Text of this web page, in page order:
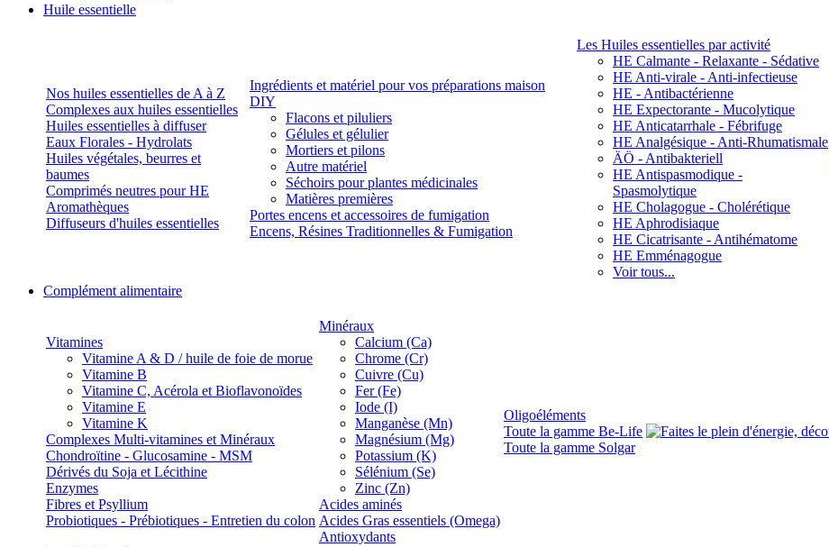
Huile essentielle
Nos huiles essentielles de A à Z
Complexes aux huiles essentielles
Huiles essentielles à diffuser
Eaux Florales - Hydrolats
Huiles végétales, beurres et
baumes
Comprimés neutres pour HE
Aromathèques
Diffuseurs d'huiles essentielles
Ingrédients et matériel pour vos préparations maison
DIY
Flacons et piluliers
Gélules et gélulier
Mortiers et pilons
Autre matériel
Séchoirs pour plantes médicinales
Matières premières
Portes encens et accessoires de fumigation
Encens, Résines Traditionnelles & Fumigation
Les Huiles essentielles par activité
HE Calmante - Relaxante - Sédative
HE Anti-virale - Anti-infectieuse
HE - Antibactérienne
HE Expectorante - Mucolytique
HE Anticatarrhale - Fébrifuge
HE Analgésique - Anti-Rhumatismale
ÄÖ - Antibakteriell
HE Antispasmodique -
Spasmolytique
HE Cholagogue - Cholérétique
HE Aphrodisiaque
HE Cicatrisante - Antihématome
HE Emménagogue
Voir tous...
Complément alimentaire
Vitamines
Vitamine A & D / huile de foie de morue
Vitamine B
Vitamine C, Acérola et Bioflavonoïdes
Vitamine E
Vitamine K
Complexes Multi-vitamines et Minéraux
Chondroïtine - Glucosamine - MSM
Dérivés du Soja et Lécithine
Enzymes
Fibres et Psyllium
Probiotiques - Prébiotiques - Entretien du colon
Minéraux
Calcium (Ca)
Chrome (Cr)
Cuivre (Cu)
Fer (Fe)
Iode (I)
Manganèse (Mn)
Magnésium (Mg)
Potassium (K)
Sélénium (Se)
Zinc (Zn)
Acides aminés
Acides Gras essentiels (Omega)
Antioxydants
Oligoéléments
Toute la gamme Be-Life
Toute la gamme Solgar